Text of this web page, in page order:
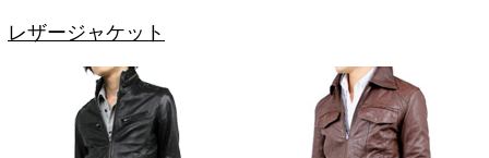
レザージャケット